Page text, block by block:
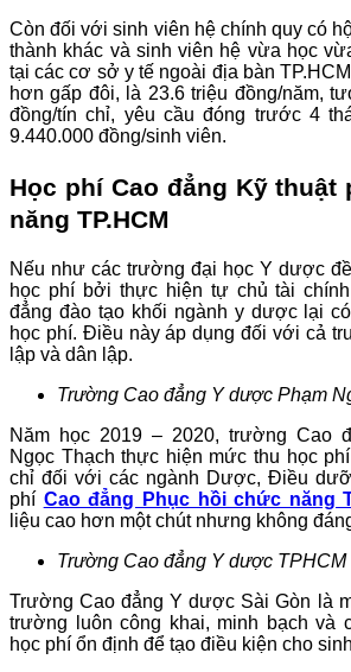
Còn đối với sinh viên hệ chính quy có
thành khác và sinh viên hệ vừa học
tại các cơ sở y tế ngoài địa bàn
hơn gấp đôi, là 23.6 triệu đồng/năm,
đồng/tín chỉ, yêu cầu đóng trước 4
9.440.000 đồng/sinh viên.
Học phí Cao đẳng Kỹ thuật
năng TP.HCM
Nếu như các trường đại học Y dược
học phí bởi thực hiện tự chủ tài
đẳng đào tạo khối ngành y dược lại
học phí. Điều này áp dụng đối với cả
lập và dân lập.
Trường Cao đẳng Y dược Phạm
Năm học 2019 – 2020, trường Cao
Ngọc Thạch thực hiện mức thu học
chỉ đối với các ngành Dược, Điều
phí Cao đẳng Phục hồi chức năng
liệu cao hơn một chút nhưng không
Trường Cao đẳng Y dược TPHCM
Trường Cao đẳng Y dược Sài Gòn là
trường luôn công khai, minh bạch và
học phí ổn định để tạo điều kiện cho